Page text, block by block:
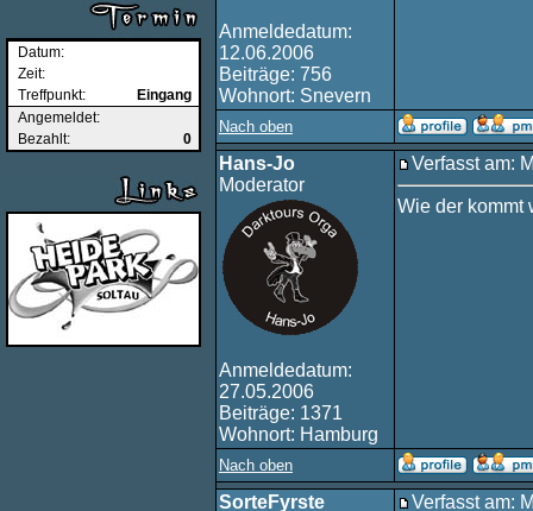
Datum:
Zeit:
Treffpunkt:
Eingang
Angemeldet:
Bezahlt:
0
Anmeldedatum:
12.06.2006
Beiträge: 756
Wohnort: Snevern
Nach oben
Hans-Jo
Moderator
Anmeldedatum:
27.05.2006
Beiträge: 1371
Wohnort: Hamburg
Verfasst am:
Wie der kommt
Nach oben
SorteFyrste
Verfasst am: